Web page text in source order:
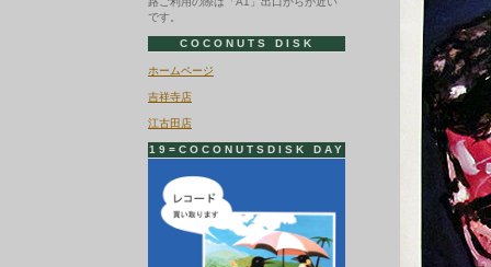
です。
COCONUTS DISK
ホームページ
吉祥寺店
江古田店
19=COCONUTSDISK DAY